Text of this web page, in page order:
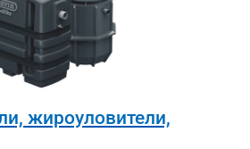
жироуловители,